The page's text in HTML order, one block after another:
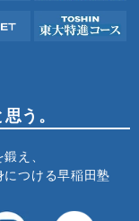
う。
え、
につける早稲田塾